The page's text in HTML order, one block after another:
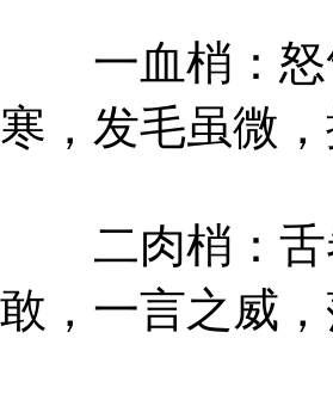
一血梢：怒
寒，发毛虽微
二肉梢：舌
敢，一言之威